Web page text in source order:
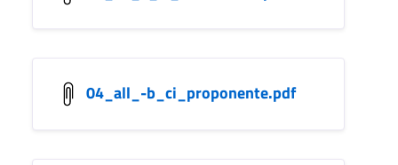
04_all_-b_ci_proponente.pdf